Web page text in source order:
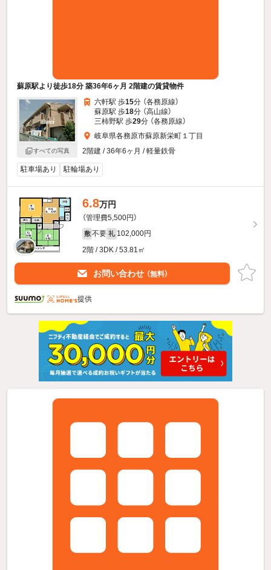
蘇原駅より徒歩18分 築36年6ヶ月 2階建の賃貸物件
すべての写真
六軒駅 歩15分 （各務原線）
蘇原駅 歩18分 （高山線）
三柿野駅 歩29分 （各務原線）
岐阜県各務原市蘇原新栄町１丁目
2階建 / 36年6ヶ月 / 軽量鉄骨
駐車場あり 駐輪場あり
6.8万円
（管理費5,500円）
敷 不要 礼 102,000円
2階 / 3DK / 53.81㎡
お問い合わせ （無料）
提供